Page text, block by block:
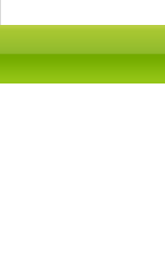
Начало форум